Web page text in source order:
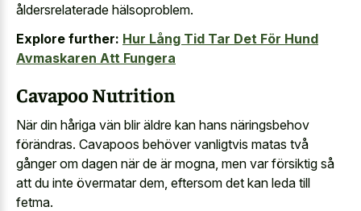
åldersrelaterade hälsoproblem.
Explore further: Hur Lång Tid Tar Det För Hund
Avmaskaren Att Fungera
Cavapoo Nutrition
När din håriga vän blir äldre kan hans näringsbehov
förändras. Cavapoos behöver vanligtvis matas två
gånger om dagen när de är mogna, men var försiktig så
att du inte övermatar dem, eftersom det kan leda till
fetma.